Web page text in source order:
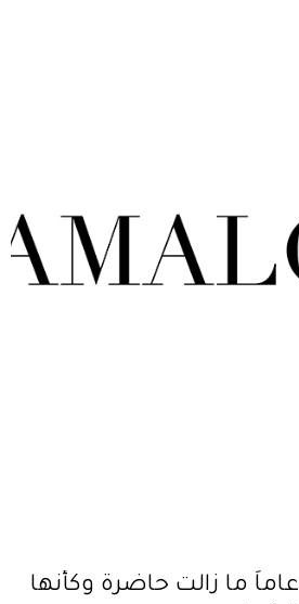
شريهان بعد 20 عاماً ما زالت حاضرة وكأنها